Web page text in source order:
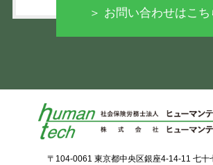
＞ お問い合わせはこち
〒104-0061 東京都中央区銀座4-14-11 七十